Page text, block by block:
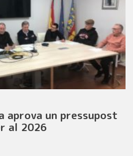
aprova un pressupost
al 2026